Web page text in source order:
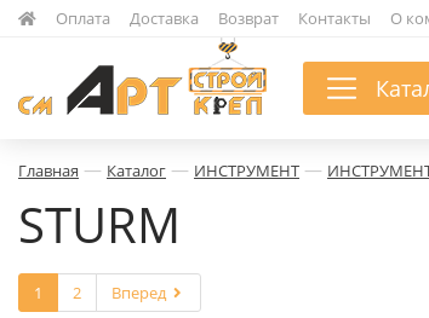
Оплата Доставка Возврат Контакты О
Главная — Каталог — ИНСТРУМЕНТ —
STURM
1 2 Вперед